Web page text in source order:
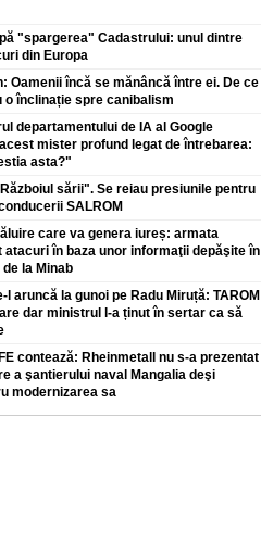
"spargerea" Cadastrului: unul dintre
din Europa
Oamenii încă se mănâncă între ei. De ce
înclinație spre canibalism
departamentului de IA al Google
mister profund legat de întrebarea:
asta?"
sării". Se reiau presiunile pentru
SALROM
care va genera iureș: armata
atacuri în baza unor informaţii depăşite în
la Minab
l aruncă la gunoi pe Radu Miruță: TAROM
dar ministrul l-a ținut în sertar ca să
contează: Rheinmetall nu s-a prezentat
a şantierului naval Mangalia deşi
modernizarea sa